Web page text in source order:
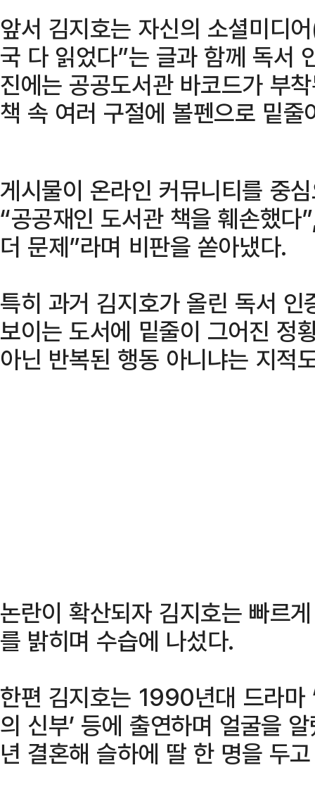
앞서 김지호는 자신의 소셜미디
국 다 읽었다”는 글과 함께 독서
진에는 공공도서관 바코드가 부
책 속 여러 구절에 볼펜으로 밑
게시물이 온라인 커뮤니티를 중
“공공재인 도서관 책을 훼손했다
더 문제”라며 비판을 쏟아냈다.
특히 과거 김지호가 올린 독서
보이는 도서에 밑줄이 그어진 정
아닌 반복된 행동 아니냐는 지적
논란이 확산되자 김지호는 빠르
를 밝히며 수습에 나섰다.
한편 김지호는 1990년대 드라마
의 신부’ 등에 출연하며 얼굴을
년 결혼해 슬하에 딸 한 명을 두